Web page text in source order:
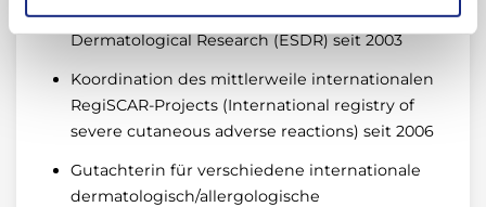
Mitglied der European Society for
Dermatological Research (ESDR) seit 2003
Koordination des mittlerweile internationalen
RegiSCAR-Projects (International registry of
severe cutaneous adverse reactions) seit 2006
Gutachterin für verschiedene internationale
dermatologisch/allergologische